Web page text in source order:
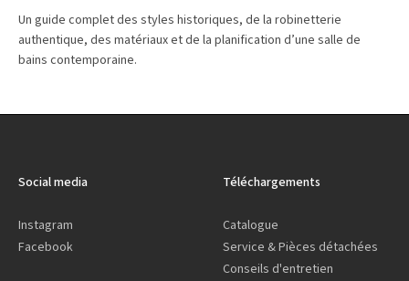
Un guide complet des styles historiques, de la robinetterie
authentique, des matériaux et de la planification d’une salle de
bains contemporaine.
Social media
Instagram
Facebook
Téléchargements
Catalogue
Service & Pièces détachées
Conseils d'entretien